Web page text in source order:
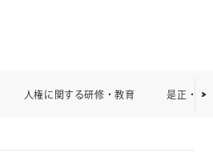
人権に関する研修・教育 是正・救